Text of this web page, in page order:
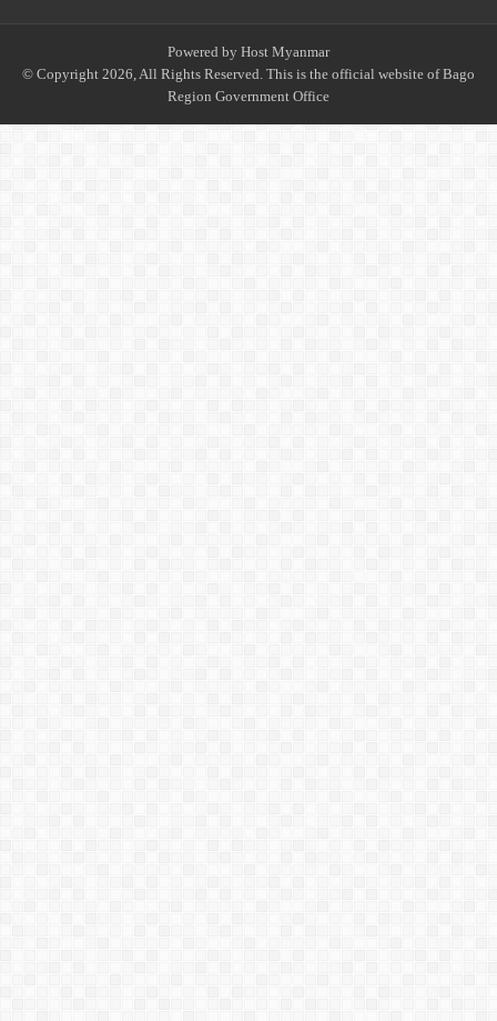
Powered by Host Myanmar
© Copyright 2026, All Rights Reserved. This is the official website of Bago
Region Government Office